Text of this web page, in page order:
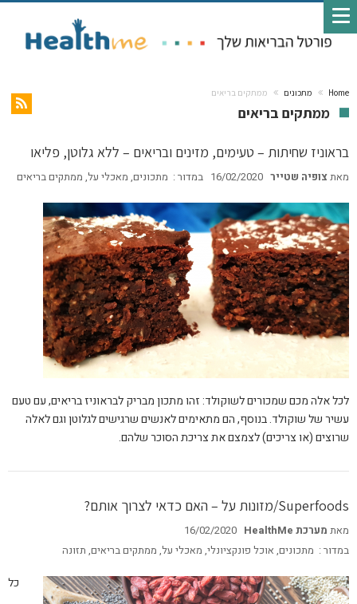
Home מתכונים ממתקים בריאים
ממתקים בריאים
בראוניז שחיתות – טעימים, מזינים ובריאים – ללא גלוטן, פליאו
מאתצופיה שטייר 16/02/2020 במדור : מתכונים, מאכלי על, ממתקים בריאים
לכל אלה מכם שמכורים לשוקולד: זהו מתכון מבריק לבראוניז בריאים, עם טעם
עשיר של שוקולד. בנוסף, הם מתאימים לאנשים שרגישים לגלוטן וגם לאלה
שרוצים (או צריכים) לצמצם את צריכת הסוכר שלהם.
Superfoods/מזונות על – האם כדאי לצרוך אותם?
מאת מערכת HealthMe
16/02/2020
במדור : מתכונים, אוכל פונקציונלי, מאכלי על, ממתקים בריאים, תזונה
כל